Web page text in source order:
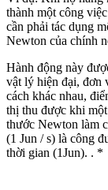
thành một công
cần phải tác dụng
Newton của chính
Hành động này
vật lý hiện đại, đơn
cách khác nhau,
thị thu được khi
thước Newton làm
(1 Jun / s) là công
thời gian (1Jun). . *